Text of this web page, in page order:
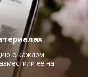
о каждом
ее на